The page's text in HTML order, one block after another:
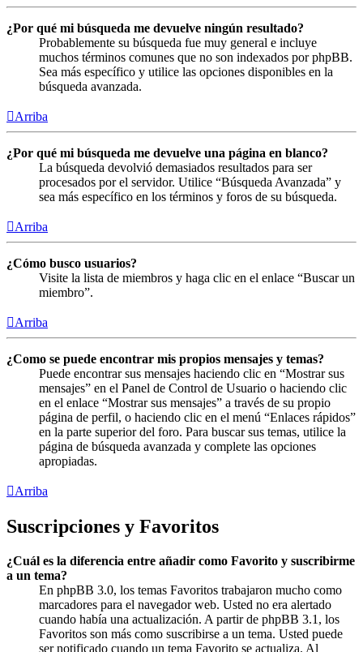
¿Por qué mi búsqueda me devuelve ningún resultado?
Probablemente su búsqueda fue muy general e incluye
muchos términos comunes que no son indexados por phpBB.
Sea más específico y utilice las opciones disponibles en la
búsqueda avanzada.
Arriba
¿Por qué mi búsqueda me devuelve una página en blanco?
La búsqueda devolvió demasiados resultados para ser
procesados por el servidor. Utilice “Búsqueda Avanzada” y
sea más específico en los términos y foros de su búsqueda.
Arriba
¿Cómo busco usuarios?
Visite la lista de miembros y haga clic en el enlace “Buscar un
miembro”.
Arriba
¿Como se puede encontrar mis propios mensajes y temas?
Puede encontrar sus mensajes haciendo clic en “Mostrar sus
mensajes” en el Panel de Control de Usuario o haciendo clic
en el enlace “Mostrar sus mensajes” a través de su propio
página de perfil, o haciendo clic en el menú “Enlaces rápidos”
en la parte superior del foro. Para buscar sus temas, utilice la
página de búsqueda avanzada y complete las opciones
apropiadas.
Arriba
Suscripciones y Favoritos
¿Cuál es la diferencia entre añadir como Favorito y suscribirme
a un tema?
En phpBB 3.0, los temas Favoritos trabajaron mucho como
marcadores para el navegador web. Usted no era alertado
cuando había una actualización. A partir de phpBB 3.1, los
Favoritos son más como suscribirse a un tema. Usted puede
ser notificado cuando un tema Favorito se actualiza. Al